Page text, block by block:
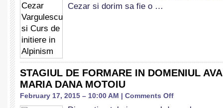
Curs
Cezar si dorim sa fie o …
STAGIUL DE FORMARE IN DOMENIUL
MARIA DANA MOTOIU
February 17, 2015 – 10:00 AM | Comments Offon